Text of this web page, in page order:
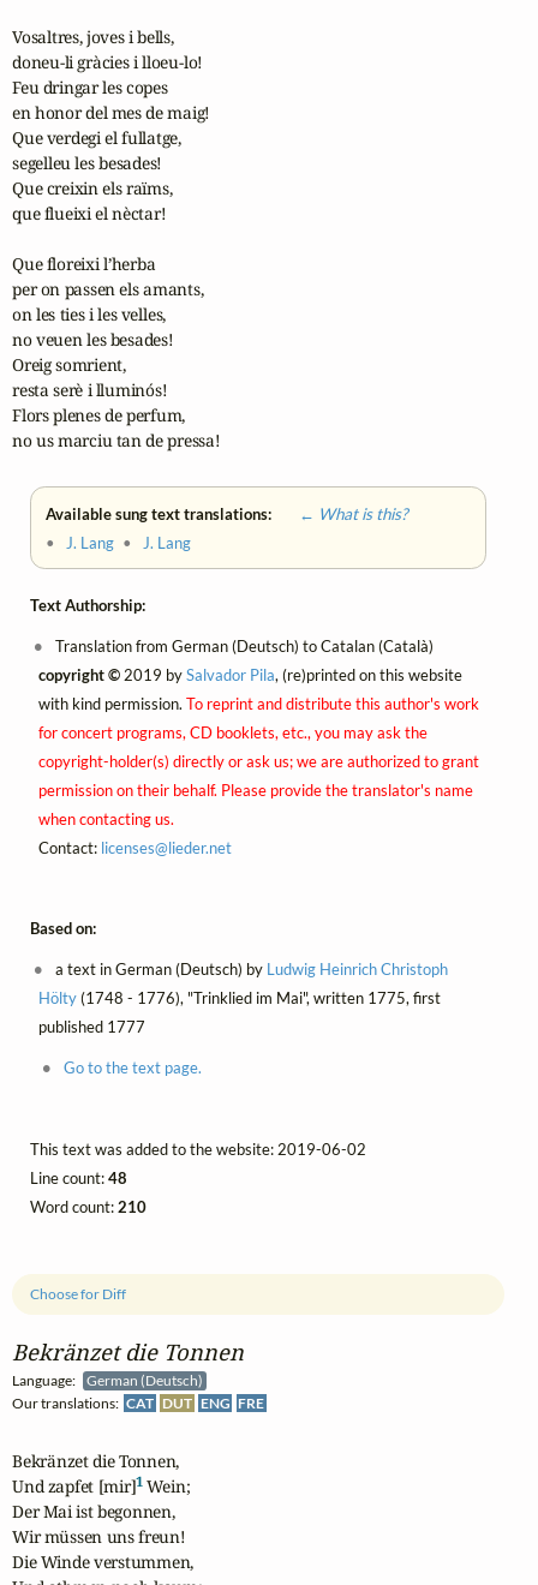
Bekränzet die Tonnen
Language:
German (Deutsch)
Our translations: CAT DUT ENG FRE
Choose for Diff
Bekränzet die Tonnen,
Und zapfet [mir]1 Wein;
Der Mai ist begonnen,
Wir müssen uns freun!
Die Winde verstummen,
Vosaltres, joves i bells,
doneu-li gràcies i lloeu-lo!
Feu dringar les copes
en honor del mes de maig!
Que verdegi el fullatge,
segelleu les besades!
Que creixin els raïms,
que flueixi el nèctar!
Que floreixi l’herba
per on passen els amants,
on les ties i les velles,
no veuen les besades!
Oreig somrient,
resta serè i lluminós!
Flors plenes de perfum,
no us marciu tan de pressa!
Available sung text translations:
← What is this?
•
J. Lang • J. Lang
Text Authorship:
Translation from German (Deutsch) to Catalan (Català)
copyright ©2019 bySalvador Pila, (re)printed on this website
with kind permission. To reprint and distribute this author's work
for concert programs, CD booklets, etc., you may ask the
copyright-holder(s) directly or ask us; we are authorized to grant
permission on their behalf. Please provide the translator's name
when contacting us.
Contact: licenses@lieder.net
Based on:
a text in German (Deutsch) by Ludwig Heinrich Christoph
Hölty(1748 - 1776), "Trinklied im Mai", written 1775, first
published 1777
Go to the text page.
This text was added to the website: 2019-06-02
Line count:48
Word count:210